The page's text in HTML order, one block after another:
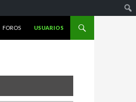
FOROS USUARIOS